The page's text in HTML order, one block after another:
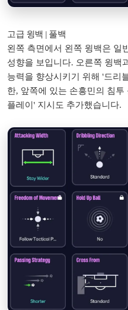
고급 윙백 | 풀백
왼쪽 측면에서 왼쪽 윙백은 일
성향을 보입니다. 오른쪽 윙백
능력을 향상시키기 위해 '드리
한, 앞쪽에 있는 손흥민의 침
플레이' 지시도 추가했습니다.